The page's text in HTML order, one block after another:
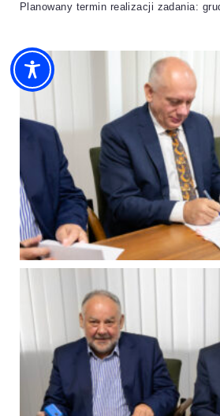
Planowany termin realizacji zadania: